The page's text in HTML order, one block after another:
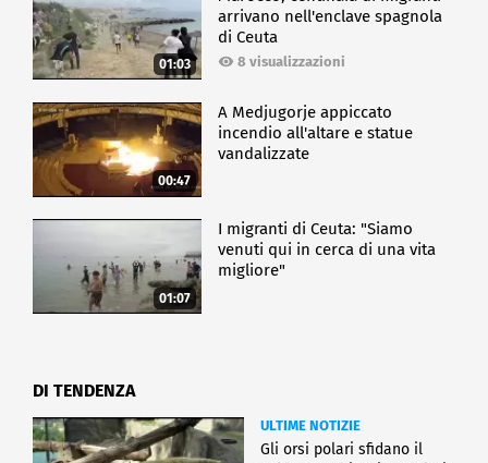
01:03
arrivano nell'enclave spagnola
di Ceuta
8 visualizzazioni
00:47
A Medjugorje appiccato
incendio all'altare e statue
vandalizzate
01:07
I migranti di Ceuta: "Siamo
venuti qui in cerca di una vita
migliore"
DI TENDENZA
ULTIME NOTIZIE
Gli orsi polari sfidano il